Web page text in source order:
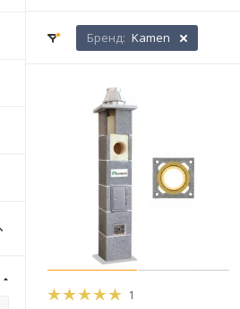
Бренд: Kamen
1